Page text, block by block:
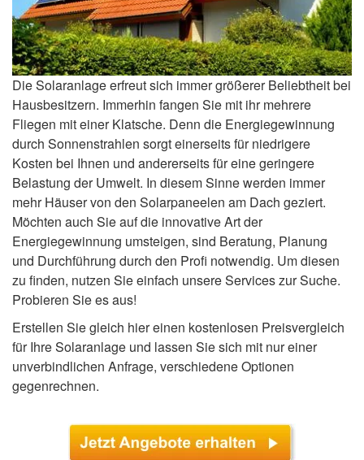
Die Solaranlage erfreut sich immer größerer Beliebtheit bei
Hausbesitzern. Immerhin fangen Sie mit ihr mehrere
Fliegen mit einer Klatsche. Denn die Energiegewinnung
durch Sonnenstrahlen sorgt einerseits für niedrigere
Kosten bei Ihnen und andererseits für eine geringere
Belastung der Umwelt. In diesem Sinne werden immer
mehr Häuser von den Solarpaneelen am Dach geziert.
Möchten auch Sie auf die innovative Art der
Energiegewinnung umsteigen, sind Beratung, Planung
und Durchführung durch den Profi notwendig. Um diesen
zu finden, nutzen Sie einfach unsere Services zur Suche.
Probieren Sie es aus!
Erstellen Sie gleich hier einen kostenlosen Preisvergleich
für Ihre Solaranlage und lassen Sie sich mit nur einer
unverbindlichen Anfrage, verschiedene Optionen
gegenrechnen.